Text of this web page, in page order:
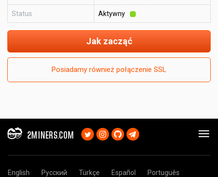
Status Aktywny
Jak zacząć
Posiadamy również połączenie SSL
2MINERS.COM
English Русский Türkçe Español
Português